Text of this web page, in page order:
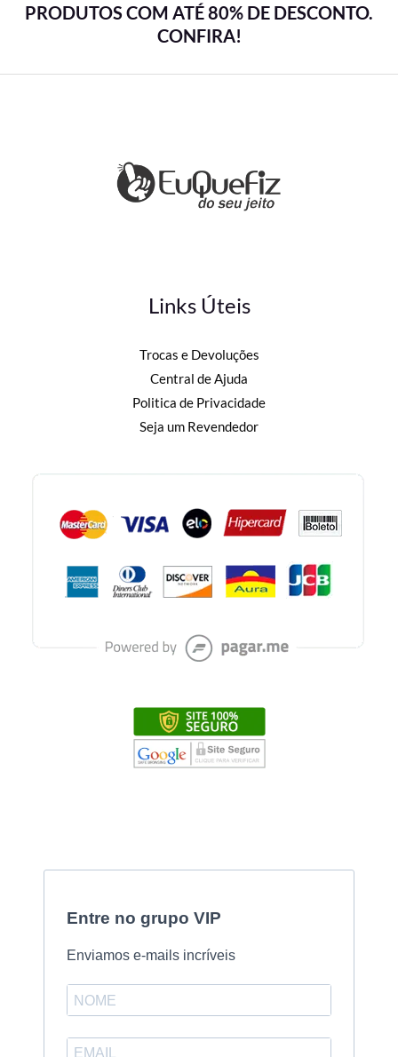
PRODUTOS COM ATÉ 80% DE DESCONTO.
CONFIRA!
Links Úteis
Trocas e Devoluções
Central de Ajuda
Politica de Privacidade
Seja um Revendedor
Entre no grupo VIP
Enviamos e-mails incríveis